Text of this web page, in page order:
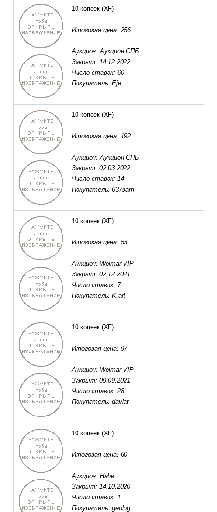
10 копеек (XF)
Итоговая цена: 256
Аукцион: Аукцион СПБ
Закрыт: 14.12.2022
Число ставок: 60
Покупатель: Eje
10 копеек (XF)
Итоговая цена: 192
Аукцион: Аукцион СПБ
Закрыт: 02.03.2022
Число ставок: 14
Покупатель: 637ват
10 копеек(XF)
Итоговая цена: 53
Аукцион: Wolmar VIP
Закрыт: 02.12.2021
Число ставок: 7
Покупатель: K.art
10 копеек(XF)
Итоговая цена: 97
Аукцион: Wolmar VIP
Закрыт: 09.09.2021
Число ставок: 28
Покупатель: davlat
10 копеек (XF)
Итоговая цена: 60
Аукцион: Habe
Закрыт: 14.10.2020
Число ставок: 1
Покупатель: geolog